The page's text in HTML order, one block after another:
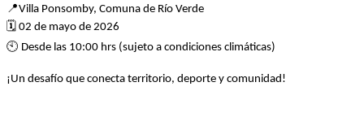
📍Villa Ponsomby, Comuna de Río Verde
🗓 02 de mayo de 2026
🕙 Desde las 10:00 hrs (sujeto a condiciones climáticas)
¡Un desafío que conecta territorio, deporte y comunidad!